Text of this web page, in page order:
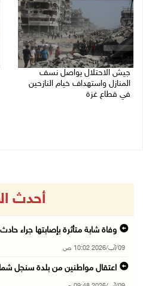
جيش الاحتلال يواصل نسف
المنازل واستهداف خيام النازحين
في قطاع غزة
أحدث
وفاة شابة متأثرة بإصابتها جراء
09/آب/2026 10:02 ص
اعتقال مواطنين من بلدة سنجل